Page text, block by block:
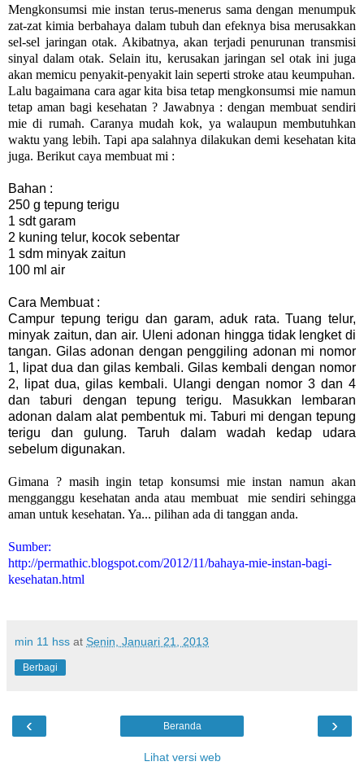
Mengkonsumsi mie instan terus-menerus sama dengan menumpuk
zat-zat kimia berbahaya dalam tubuh dan efeknya bisa merusakkan
sel-sel jaringan otak. Akibatnya, akan terjadi penurunan transmisi
sinyal dalam otak. Selain itu, kerusakan jaringan sel otak ini juga
akan memicu penyakit-penyakit lain seperti stroke atau keumpuhan.
Lalu bagaimana cara agar kita bisa tetap mengkonsumsi mie namun
tetap aman bagi kesehatan ? Jawabnya : dengan membuat sendiri
mie di rumah. Caranya mudah kok, ya walaupun membutuhkan
waktu yang lebih. Tapi apa salahnya dilakukan demi kesehatan kita
juga. Berikut caya membuat mi :
Bahan :
250 g tepung terigu
1 sdt garam
2 kuning telur, kocok sebentar
1 sdm minyak zaitun
100 ml air
Cara Membuat :
Campur tepung terigu dan garam, aduk rata. Tuang telur,
minyak zaitun, dan air. Uleni adonan hingga tidak lengket di
tangan. Gilas adonan dengan penggiling adonan mi nomor
1, lipat dua dan gilas kembali. Gilas kembali dengan nomor
2, lipat dua, gilas kembali. Ulangi dengan nomor 3 dan 4
dan taburi dengan tepung terigu. Masukkan lembaran
adonan dalam alat pembentuk mi. Taburi mi dengan tepung
terigu dan gulung. Taruh dalam wadah kedap udara
sebelum digunakan.
Gimana ? masih ingin tetap konsumsi mie instan namun akan
mengganggu kesehatan anda atau membuat mie sendiri sehingga
aman untuk kesehatan. Ya... pilihan ada di tanggan anda.
Sumber:
http://permathic.blogspot.com/2012/11/bahaya-mie-instan-bagi-
kesehatan.html
min 11 hss at Senin, Januari 21, 2013
Berbagi
‹ ›
Beranda
Lihat versi web